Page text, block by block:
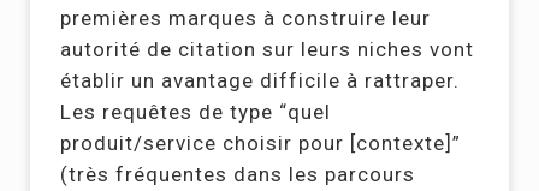
premières marques à construire leur
autorité de citation sur leurs niches vont
établir un avantage difficile à rattraper.
Les requêtes de type “quel
produit/service choisir pour [contexte]”
(très fréquentes dans les parcours